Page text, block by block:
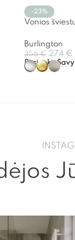
-23%
Vonios
Burlington
356€ 274 €
Pasirinkti